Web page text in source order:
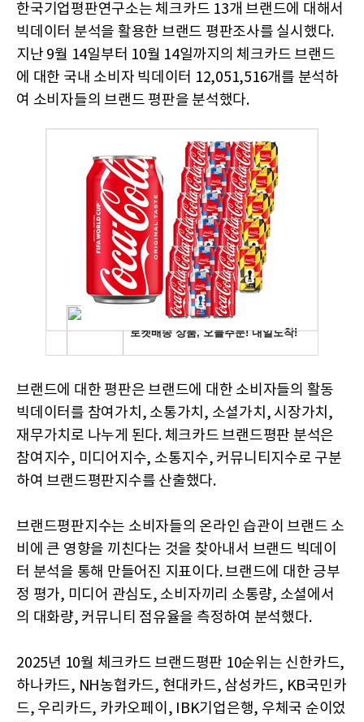
한국기업평판연구소는 체크카드 13개 브랜드에 대해서
빅데이터 분석을 활용한 브랜드 평판조사를 실시했다.
지난 9월 14일부터 10월 14일까지의 체크카드 브랜드
에 대한 국내 소비자 빅데이터 12,051,516개를 분석하
여 소비자들의 브랜드 평판을 분석했다.
브랜드에 대한 평판은 브랜드에 대한 소비자들의 활동
빅데이터를 참여가치, 소통가치, 소셜가치, 시장가치,
재무가치로 나누게 된다. 체크카드 브랜드평판 분석은
참여지수, 미디어지수, 소통지수, 커뮤니티지수로 구분
하여 브랜드평판지수를 산출했다.
브랜드평판지수는 소비자들의 온라인 습관이 브랜드 소
비에 큰 영향을 끼친다는 것을 찾아내서 브랜드 빅데이
터 분석을 통해 만들어진 지표이다. 브랜드에 대한 긍부
정 평가, 미디어 관심도, 소비자끼리 소통량, 소셜에서
의 대화량, 커뮤니티 점유율을 측정하여 분석했다.
​2025년 10월 체크카드 브랜드평판 10순위는 신한카드,
하나카드, NH농협카드, 현대카드, 삼성카드, KB국민카
드, 우리카드, 카카오페이, IBK기업은행, 우체국 순이었